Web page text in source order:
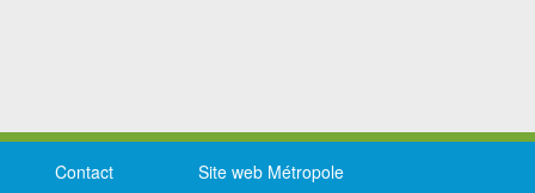
Contact Site web Métropole